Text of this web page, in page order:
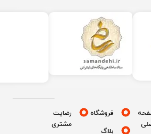
فروشگاه
بلاگ
رضایت
مشتری